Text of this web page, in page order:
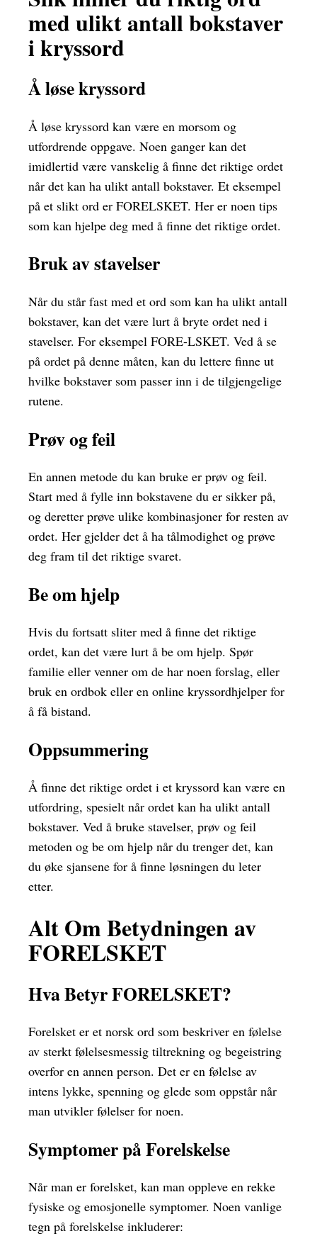
med ulikt antall bokstaver
i kryssord
Å løse kryssord
Å løse kryssord kan være en morsom og
utfordrende oppgave. Noen ganger kan det
imidlertid være vanskelig å finne det riktige ordet
når det kan ha ulikt antall bokstaver. Et eksempel
på et slikt ord er FORELSKET. Her er noen tips
som kan hjelpe deg med å finne det riktige ordet.
Bruk av stavelser
Når du står fast med et ord som kan ha ulikt antall
bokstaver, kan det være lurt å bryte ordet ned i
stavelser. For eksempel FORE-LSKET. Ved å se
på ordet på denne måten, kan du lettere finne ut
hvilke bokstaver som passer inn i de tilgjengelige
rutene.
Prøv og feil
En annen metode du kan bruke er prøv og feil.
Start med å fylle inn bokstavene du er sikker på,
og deretter prøve ulike kombinasjoner for resten av
ordet. Her gjelder det å ha tålmodighet og prøve
deg fram til det riktige svaret.
Be om hjelp
Hvis du fortsatt sliter med å finne det riktige
ordet, kan det være lurt å be om hjelp. Spør
familie eller venner om de har noen forslag, eller
bruk en ordbok eller en online kryssordhjelper for
å få bistand.
Oppsummering
Å finne det riktige ordet i et kryssord kan være en
utfordring, spesielt når ordet kan ha ulikt antall
bokstaver. Ved å bruke stavelser, prøv og feil
metoden og be om hjelp når du trenger det, kan
du øke sjansene for å finne løsningen du leter
etter.
Alt Om Betydningen av
FORELSKET
Hva Betyr FORELSKET?
Forelsket er et norsk ord som beskriver en følelse
av sterkt følelsesmessig tiltrekning og begeistring
overfor en annen person. Det er en følelse av
intens lykke, spenning og glede som oppstår når
man utvikler følelser for noen.
Symptomer på Forelskelse
Når man er forelsket, kan man oppleve en rekke
fysiske og emosjonelle symptomer. Noen vanlige
tegn på forelskelse inkluderer: